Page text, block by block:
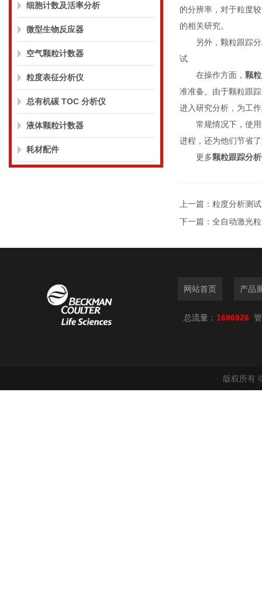
细胞计数及活率分析
微型生物反应器
空气颗粒计数器
粒度表征分析仪
总有机碳 TOC 分析仪
液体颗粒计数器
耗材配件
的分辨率，对于粒度
的相关研究。
另外，颗粒跟踪分
试
在操作方面， 颗
准准备。由于颗粒跟
进入研究分析，为工
常规情况下，使用
进程，还为他们节省
更多颗粒跟踪分
上一篇： 粒度分析测
下一篇： 全自动激光
网站首页 产品
总流量： 1696926
版权所有